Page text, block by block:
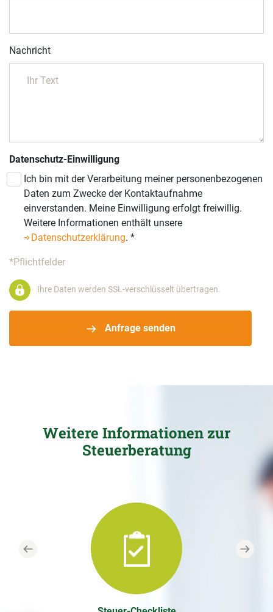
Nachricht
Datenschutz-Einwilligung
Ich bin mit der Verarbeitung meiner personenbezogenen
Daten zum Zwecke der Kontaktaufnahme
einverstanden. Meine Einwilligung erfolgt freiwillig.
Weitere Informationen enthält unsere
Datenschutzerklärung. *
*Pflichtfelder
Anfrage senden
Ihre Daten werden SSL-verschlüsselt übertragen.
Weitere Informationen zur
Steuerberatung
Previous Next